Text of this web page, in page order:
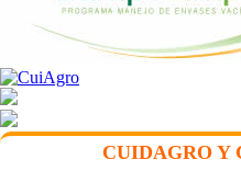
CUIDAGRO Y